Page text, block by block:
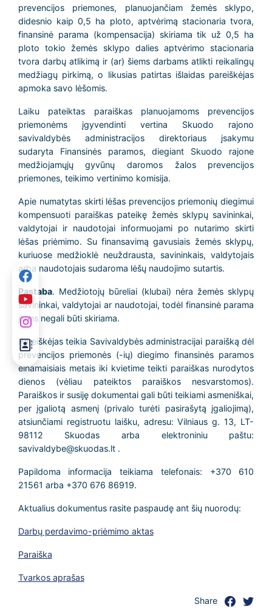
prevencijos priemones, planuojančiam žemės sklypo,
didesnio kaip 0,5 ha ploto, aptvėrimą stacionaria tvora,
finansinė parama (kompensacija) skiriama tik už 0,5 ha
ploto tokio žemės sklypo dalies aptvėrimo stacionaria
tvora darbų atlikimą ir (ar) šiems darbams atlikti reikalingų
medžiagų pirkimą, o likusias patirtas išlaidas pareiškėjas
apmoka savo lėšomis.
Laiku pateiktas paraiškas planuojamoms prevencijos
priemonėms įgyvendinti vertina Skuodo rajono
savivaldybės administracijos direktoriaus įsakymu
sudaryta Finansinės paramos, diegiant Skuodo rajone
medžiojamųjų gyvūnų daromos žalos prevencijos
priemones, teikimo vertinimo komisija.
Apie numatytas skirti lėšas prevencijos priemonių diegimui
kompensuoti paraiškas pateikę žemės sklypų savininkai,
valdytojai ir naudotojai informuojami po nutarimo skirti
lėšas priėmimo. Su finansavimą gavusiais žemės sklypų,
kuriuose medžioklė neuždrausta, savininkais, valdytojais
arba naudotojais sudaroma lėšų naudojimo sutartis.
Pastaba. Medžiotojų būreliai (klubai) nėra žemės sklypų
savininkai, valdytojai ar naudotojai, todėl finansinė parama
jiems negali būti skiriama.
Pareiškėjas teikia Savivaldybės administracijai paraišką dėl
prevencijos priemonės (-ių) diegimo finansinės paramos
einamaisiais metais iki kvietime teikti paraiškas nurodytos
dienos (vėliau pateiktos paraiškos nesvarstomos).
Paraiškos ir susiję dokumentai gali būti teikiami asmeniškai,
per įgaliotą asmenį (privalo turėti pasirašytą įgaliojimą),
atsiunčiami registruotu laišku, adresu: Vilniaus g. 13, LT-
98112 Skuodas arba elektroniniu paštu:
savivaldybe@skuodas.lt .
Papildoma informacija teikiama telefonais: +370 610
21561 arba +370 676 86919.
Aktualius dokumentus rasite paspaudę ant šių nuorodų:
Darbų perdavimo-priėmimo aktas
Paraiška
Tvarkos aprašas
Share